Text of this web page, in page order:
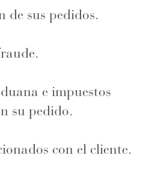
sus pedidos.
e impuestos
su pedido.
con el cliente.